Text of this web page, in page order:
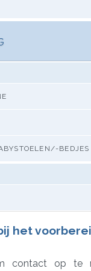
BEDJES
het
contact op te